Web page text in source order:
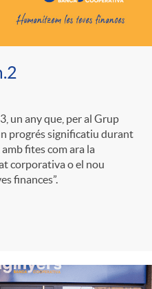
un any que, per al Grup
progrés significatiu durant
fites com ara la
corporativa o el nou
finances”.